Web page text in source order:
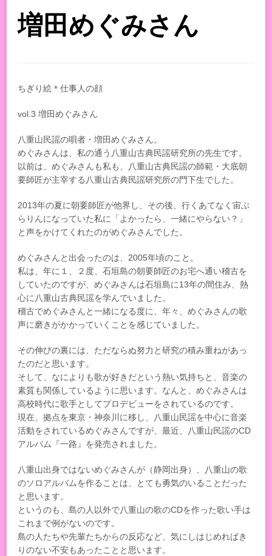
増田めぐみさん
ちぎり絵＊仕事人の顔
vol.3 増田めぐみさん
八重山民謡の唄者・増田めぐみさん。
めぐみさんは、私の通う八重山古典民謡研究所の先生です。
以前は、めぐみさんも私も、八重山古典民謡の師範・大底朝
要師匠が主宰する八重山古典民謡研究所の門下生でした。
2013年の夏に朝要師匠が他界し、その後、行くあてなく宙ぶ
らりんになっていた私に「よかったら、一緒にやらない？」
と声をかけてくれたのがめぐみさんでした。
めぐみさんと出会ったのは、2005年頃のこと。
私は、年に１、２度、石垣島の朝要師匠のお宅へ通い稽古を
していたのですが、めぐみさんは石垣島に13年の間住み、熱
心に八重山古典民謡を学んでいました。
稽古でめぐみさんと一緒になる度に、年々、めぐみさんの歌
声に磨きがかかっていくことを感じていました。
その伸びの裏には、ただならぬ努力と研究の積み重ねがあっ
たのだと思います。
そして、なによりも歌が好きだという熱い気持ちと、音楽の
素質も関係しているように思います。なんと、めぐみさんは
高校時代に歌手としてプロデビューをされているのです。
現在、拠点を東京・神奈川に移し、八重山民謡を中心に音楽
活動をされているめぐみさんですが、最近、八重山民謡のCD
アルバム『一路』を発売されました。
八重山出身ではないめぐみさんが（静岡出身）、八重山の歌
のソロアルバムを作ることは、とても勇気のいることだった
と思います。
というのも、島の人以外で八重山の歌のCDを作った歌い手は
これまで例がないのです。
島の人たちや先輩たちからの反応など、気にしはじめればき
りのない不安もあったことと思います。